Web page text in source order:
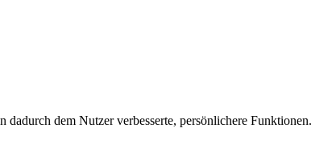
dem Nutzer verbesserte, persönlichere Funktionen.